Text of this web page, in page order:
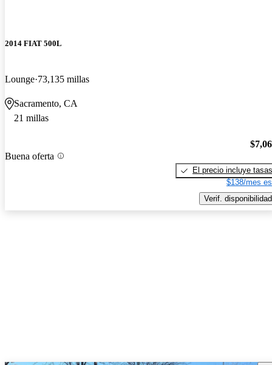
2014 FIAT 500L
Lounge 73,135 millas
Sacramento, CA
21 millas
Buena oferta
El precio incluye tasas
$138/mes
Verif. disponibilidad